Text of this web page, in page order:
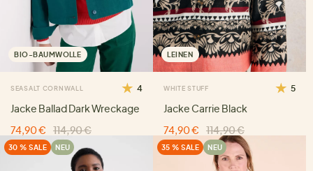
BIO-BAUMWOLLE
SEASALT CORNWALL 4
Jacke Ballad Dark Wreckage
74,90 €
114,90 €
LEINEN
WHITE STUFF 5
Jacke Carrie Black
74,90 €
114,90 €
30 % SALE NEU 35 % SALE NEU